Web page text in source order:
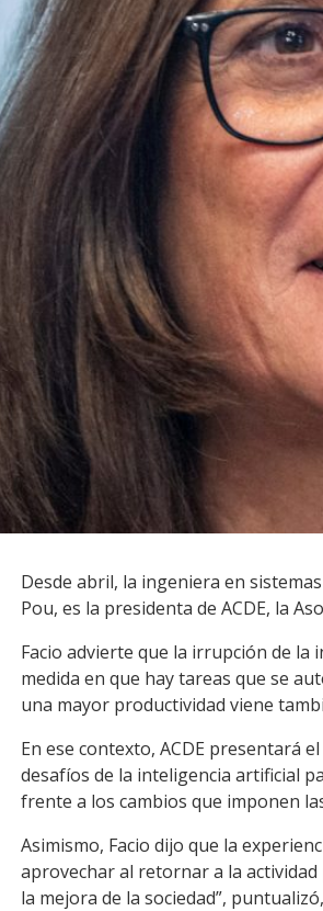
Facebook
Email
Copy
Link
Desde abril, la ingeniera en
Pou, es la presidenta de ACDE, la
Facio advierte que la irrupción de
medida en que hay tareas que se
una mayor productividad viene
En ese contexto, ACDE presentará
desafíos de la inteligencia artificial
frente a los cambios que imponen
Asimismo, Facio dijo que la
aprovechar al retornar a la
la mejora de la sociedad”,